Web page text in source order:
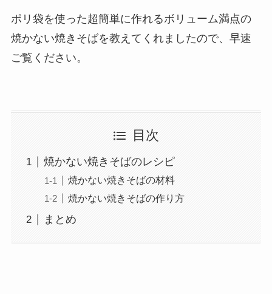
ポリ袋を使った超簡単に作れるボリューム満点の
焼かない焼きそばを教えてくれましたので、早速
ご覧ください。
目次
焼かない焼きそばのレシピ
焼かない焼きそばの材料
焼かない焼きそばの作り方
まとめ